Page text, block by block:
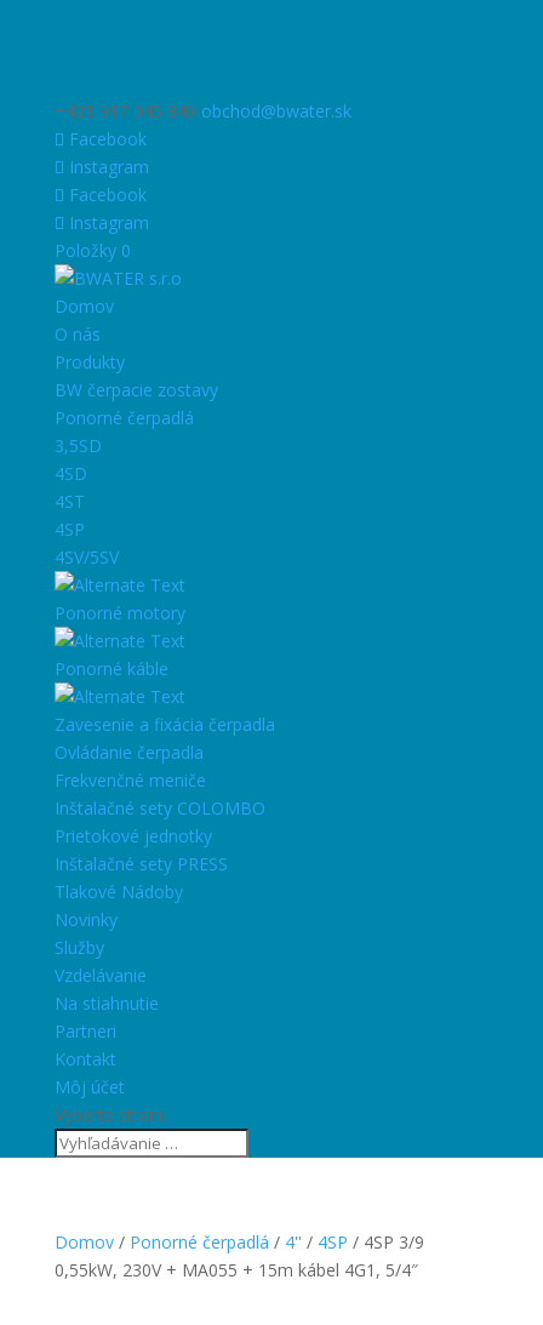
+421 917 045 849 obchod@bwater.sk
Facebook
Instagram
Facebook
Instagram
Položky 0
Domov
O nás
Produkty
BW čerpacie zostavy
Ponorné čerpadlá
3,5SD
4SD
4ST
4SP
4SV/5SV
Ponorné motory
Ponorné káble
Zavesenie a fixácia čerpadla
Ovládanie čerpadla
Frekvenčné meniče
Inštalačné sety COLOMBO
Prietokové jednotky
Inštalačné sety PRESS
Tlakové Nádoby
Novinky
Služby
Vzdelávanie
Na stiahnutie
Partneri
Kontakt
Môj účet
Vyberte stranu
Domov/ Ponorné čerpadlá / 4'' / 4SP / 4SP 3/9
0,55kW, 230V + MA055 + 15m kábel 4G1, 5/4″